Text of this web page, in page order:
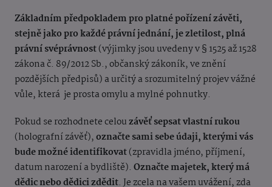
Základním předpokladem pro platné pořízení závěti,
stejně jako pro každé právní jednání, je zletilost, plná
právní svéprávnost(výjimky jsou uvedeny v § 1525 až 1528
zákona č. 89/2012 Sb., občanský zákoník, ve znění
pozdějších předpisů) a určitý a srozumitelný projev vážné
vůle, která je prosta omylu a mylné pohnutky.
Pokud se rozhodnete celouzávěť sepsat vlastní rukou
(holografní závěť),označte sami sebe údaji, kterými vás
bude možné identifikovat(zpravidla jméno, příjmení,
datum narození a bydliště). Označte majetek, který má
dědic nebo dědici zdědit. Je zcela na vašem uvážení, zda